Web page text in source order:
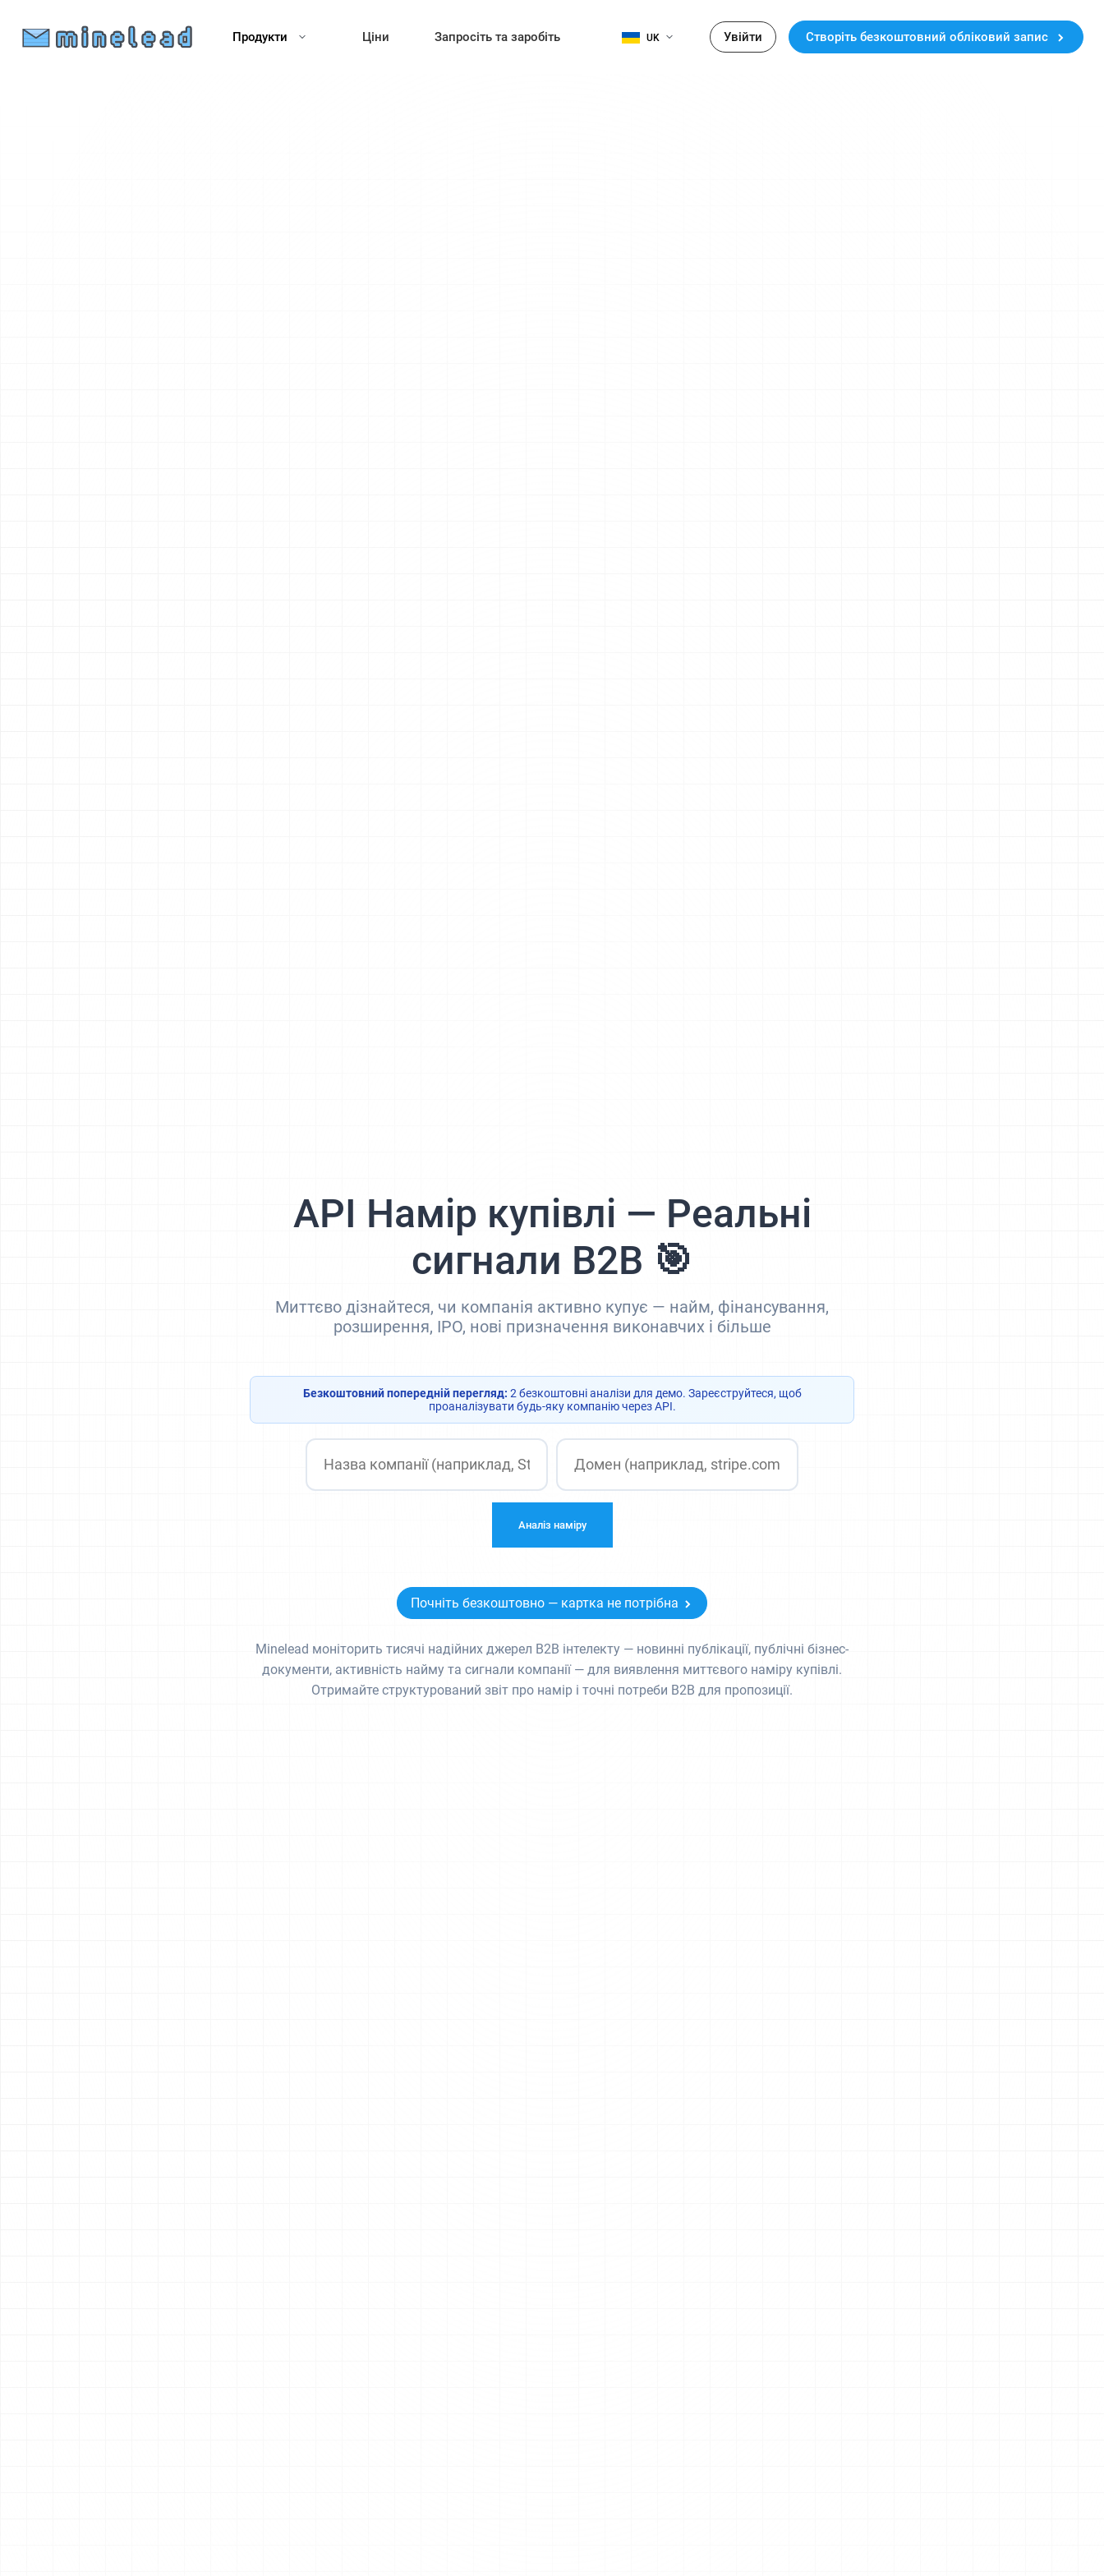
Продукти Ціни Запросіть та заробіть UK Увійти Створіть безкоштовний обліковий запис
API Намір купівлі — Реальні
сигнали B2B 🎯
Миттєво дізнайтеся, чи компанія активно купує — найм, фінансування,
розширення, IPO, нові призначення виконавчих і більше
Безкоштовний попередній перегляд: 2 безкоштовні аналізи для демо. Зареєструйтеся, щоб
проаналізувати будь-яку компанію через API.
Аналіз наміру
Почніть безкоштовно — картка не потрібна
Minelead моніторить тисячі надійних джерел B2B інтелекту — новинні публікації, публічні бізнес-
документи, активність найму та сигнали компанії — для виявлення миттєвого наміру купівлі.
Отримайте структурований звіт про намір і точні потреби B2B для пропозиції.